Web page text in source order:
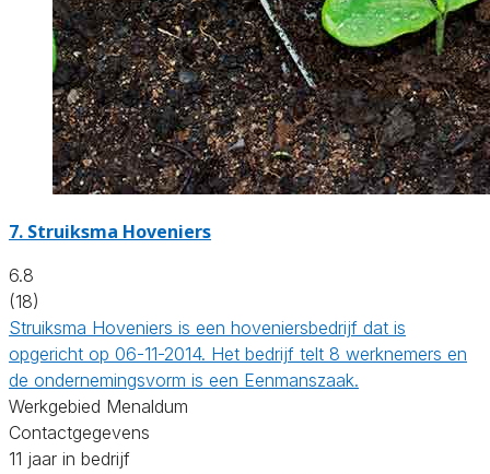
7. Struiksma Hoveniers
6.8
(18)
Struiksma Hoveniers is een hoveniersbedrijf dat is
opgericht op 06-11-2014. Het bedrijf telt 8 werknemers en
de ondernemingsvorm is een Eenmanszaak.
Werkgebied Menaldum
Contactgegevens
11 jaar in bedrijf